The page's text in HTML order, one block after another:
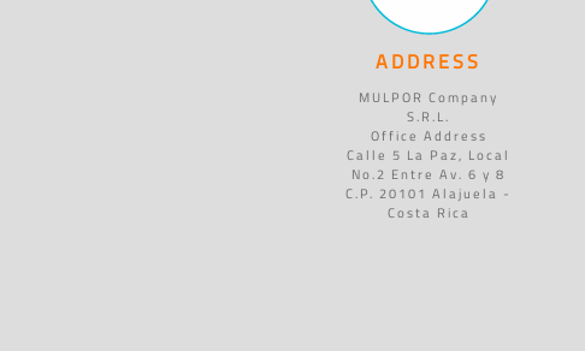
ADDRESS
MULPOR Company
S.R.L.
Office Address
Calle 5 La Paz, Local
No.2 Entre Av. 6 y 8
C.P. 20101 Alajuela -
Costa Rica